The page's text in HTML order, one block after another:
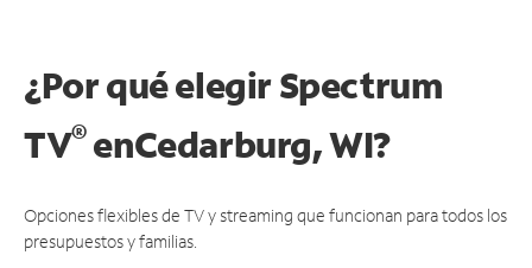
¿Por qué elegir Spectrum
TV®enCedarburg, WI?
Opciones flexibles de TV y streaming que funcionan para todos los
presupuestos y familias.